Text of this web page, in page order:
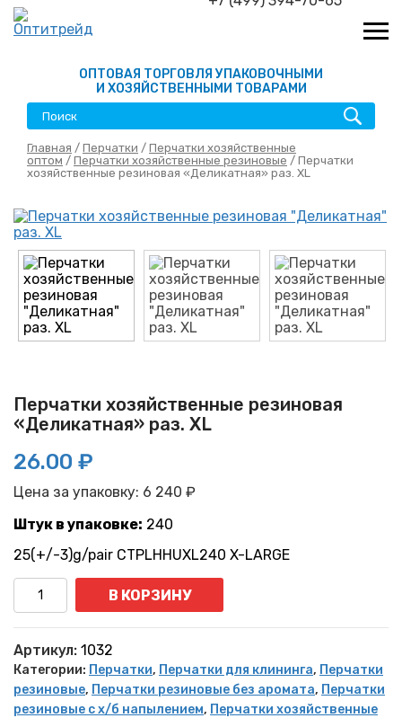
ОПТОВАЯ ТОРГОВЛЯ УПАКОВОЧНЫМИ
И ХОЗЯЙСТВЕННЫМИ ТОВАРАМИ
Главная / Перчатки / Перчатки хозяйственные
оптом / Перчатки хозяйственные резиновые / Перчатки
хозяйственные резиновая «Деликатная» раз. XL
Перчатки хозяйственные резиновая
«Деликатная» раз. XL
26.00 ₽
Цена за упаковку: 6 240 ₽
Штук в упаковке: 240
25(+/-3)g/pair CTPLHHUXL240 X-LARGE
Количество
В КОРЗИНУ
Артикул: 1032
Категории: Перчатки, Перчатки для клининга, Перчатки
резиновые, Перчатки резиновые без аромата, Перчатки
резиновые с х/б напылением, Перчатки хозяйственные